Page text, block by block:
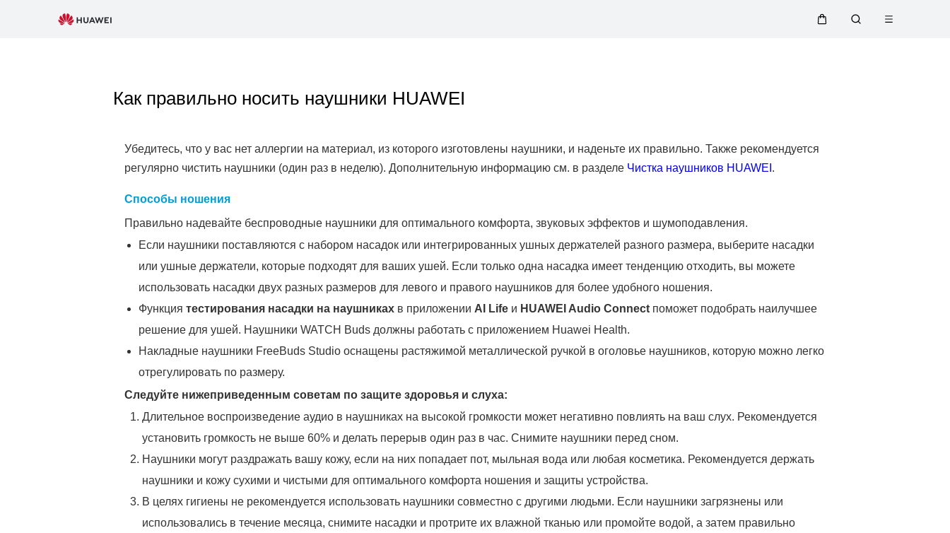
Открыть
Как правильно носить наушники HUAWEI
Убедитесь, что у вас нет аллергии на материал, из которого изготовлены наушники, и наденьте их правильно. Также рекомендуется
регулярно чистить наушники (один раз в неделю). Дополнительную информацию см. в разделе Чистка наушников HUAWEI .
Способы ношения
Правильно надевайте беспроводные наушники для оптимального комфорта, звуковых эффектов и шумоподавления.
Если наушники поставляются с набором насадок или интегрированных ушных держателей разного размера, выберите насадки
или ушные держатели, которые подходят для ваших ушей. Если только одна насадка имеет тенденцию отходить, вы можете
использовать насадки двух разных размеров для левого и правого наушников для более удобного ношения.
Функция тестирования насадки на наушникахв приложении AI Lifeи HUAWEI Audio Connectпоможет подобрать наилучшее
решение для ушей. Наушники WATCH Buds должны работать с приложением Huawei Health.
Накладные наушники FreeBuds Studio оснащены растяжимой металлической ручкой в оголовье наушников, которую можно легко
отрегулировать по размеру.
Следуйте нижеприведенным советам по защите здоровья и слуха:
Длительное воспроизведение аудио в наушниках на высокой громкости может негативно повлиять на ваш слух. Рекомендуется
установить громкость не выше 60% и делать перерыв один раз в час. Снимите наушники перед сном.
Наушники могут раздражать вашу кожу, если на них попадает пот, мыльная вода или любая косметика. Рекомендуется держать
наушники и кожу сухими и чистыми для оптимального комфорта ношения и защиты устройства.
В целях гигиены не рекомендуется использовать наушники совместно с другими людьми. Если наушники загрязнены или
использовались в течение месяца, снимите насадки и протрите их влажной тканью или промойте водой, а затем правильно